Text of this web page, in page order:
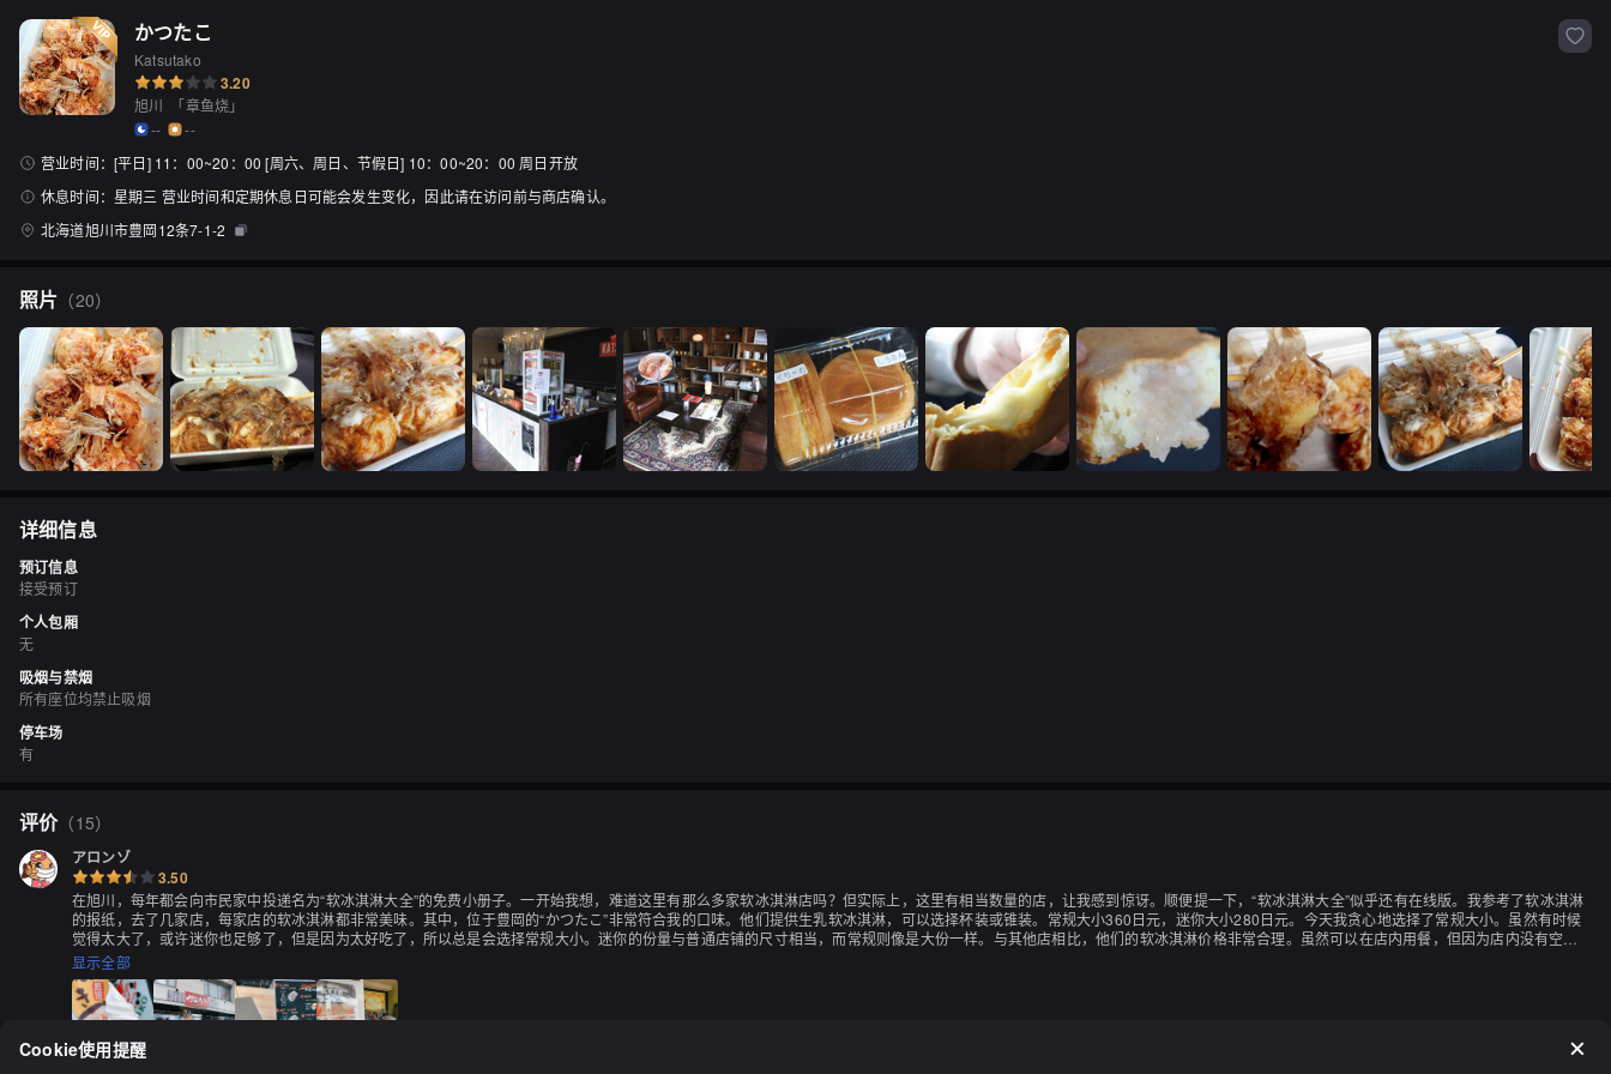
かつたこ
Katsutako
3.20
旭川 「章鱼烧」
--
--
营业时间： [平日] 11：00~20：00 [周六、周日、节假日] 10：00~20：00 周日开放
休息时间： 星期三 营业时间和定期休息日可能会发生变化，因此请在访问前与商店确认。
北海道旭川市豊岡12条7-1-2
照片 （20）
详细信息
预订信息
接受预订
个人包厢
无
吸烟与禁烟
所有座位均禁止吸烟
停车场
有
评价（15）
アロンゾ
3.50
在旭川，每年都会向市民家中投递名为“软冰淇淋大全”的免费小册子。一开始我想，难道这里有那么多家软冰淇淋店吗？但实际上，这里有相当数量的店，让我感到惊讶。顺便提一下，“软冰淇淋大全”似乎还有在线版。我参考了软冰淇淋
的报纸，去了几家店，每家店的软冰淇淋都非常美味。其中，位于豊岡的“かつたこ”非常符合我的口味。他们提供生乳软冰淇淋，可以选择杯装或锥装。常规大小360日元，迷你大小280日元。今天我贪心地选择了常规大小。虽然有时候
觉得太大了，或许迷你也足够了，但是因为太好吃了，所以总是会选择常规大小。迷你的份量与普通店铺的尺寸相当，而常规则像是大份一样。与其他店相比，他们的软冰淇淋价格非常合理。虽然可以在店内用餐，但因为店内没有空
调，夏天软冰淇淋会很快融化，所以我建议夏季在车内享用。不过，即使说是在车里吃，也会感觉有点不太方便。这一点有点遗憾。另外，他们的烧饼和章鱼烧也非常美味，我还想再去买。谢谢美味的一餐。
显示全部
Cookie使用提醒